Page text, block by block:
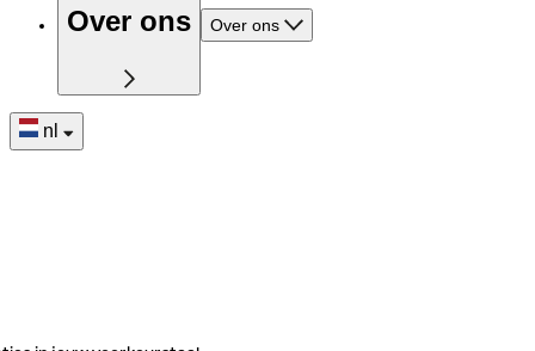
Over ons Over ons
nl